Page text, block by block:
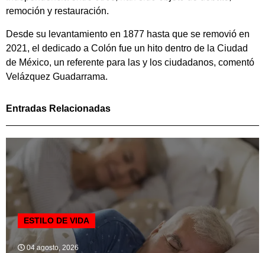
remoción y restauración.
Desde su levantamiento en 1877 hasta que se removió en
2021, el dedicado a Colón fue un hito dentro de la Ciudad
de México, un referente para las y los ciudadanos, comentó
Velázquez Guadarrama.
Entradas Relacionadas
ESTILO DE VIDA
04 agosto, 2026